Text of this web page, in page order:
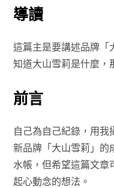
導讀
這篇主是要講述品牌「
知道大山雪莉是什麼，
前言
自己為自己紀錄，用我
新品牌「大山雪莉」的
水帳，但希望這篇文章
起心動念的想法。